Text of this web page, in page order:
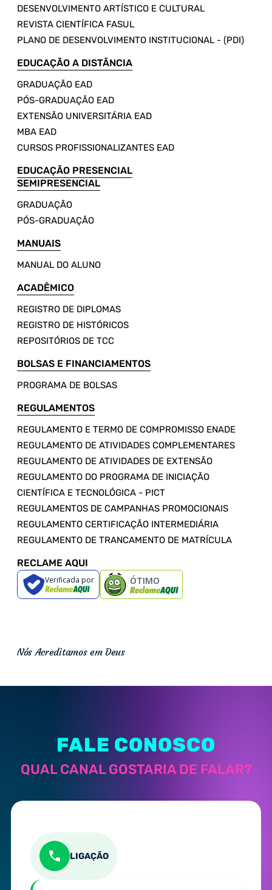
DESENVOLVIMENTO ARTÍSTICO E CULTURAL
REVISTA CIENTÍFICA FASUL
PLANO DE DESENVOLVIMENTO INSTITUCIONAL - (PDI)
EDUCAÇÃO A DISTÂNCIA
GRADUAÇÃO EAD
PÓS-GRADUAÇÃO EAD
EXTENSÃO UNIVERSITÁRIA EAD
MBA EAD
CURSOS PROFISSIONALIZANTES EAD
EDUCAÇÃO PRESENCIAL
SEMIPRESENCIAL
GRADUAÇÃO
PÓS-GRADUAÇÃO
MANUAIS
MANUAL DO ALUNO
ACADÊMICO
REGISTRO DE DIPLOMAS
REGISTRO DE HISTÓRICOS
REPOSITÓRIOS DE TCC
BOLSAS E FINANCIAMENTOS
PROGRAMA DE BOLSAS
REGULAMENTOS
REGULAMENTO E TERMO DE COMPROMISSO ENADE
REGULAMENTO DE ATIVIDADES COMPLEMENTARES
REGULAMENTO DE ATIVIDADES DE EXTENSÃO
REGULAMENTO DO PROGRAMA DE INICIAÇÃO
CIENTÍFICA E TECNOLÓGICA - PICT
REGULAMENTOS DE CAMPANHAS PROMOCIONAIS
REGULAMENTO CERTIFICAÇÃO INTERMEDIÁRIA
REGULAMENTO DE TRANCAMENTO DE MATRÍCULA
RECLAME AQUI
Verificada por ÓTIMO
Nós Acreditamos em Deus
FALE CONOSCO
QUAL CANAL GOSTARIA DE FALAR?
LIGAÇÃO